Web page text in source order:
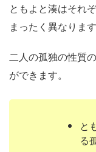
ともよと湊はそれ
まったく異なります
二人の孤独の性質
ができます。
と
る